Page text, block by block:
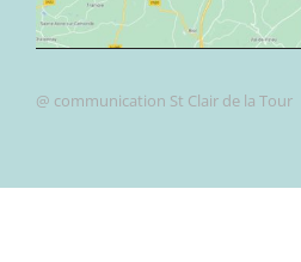
@ communication St Clair de la Tour